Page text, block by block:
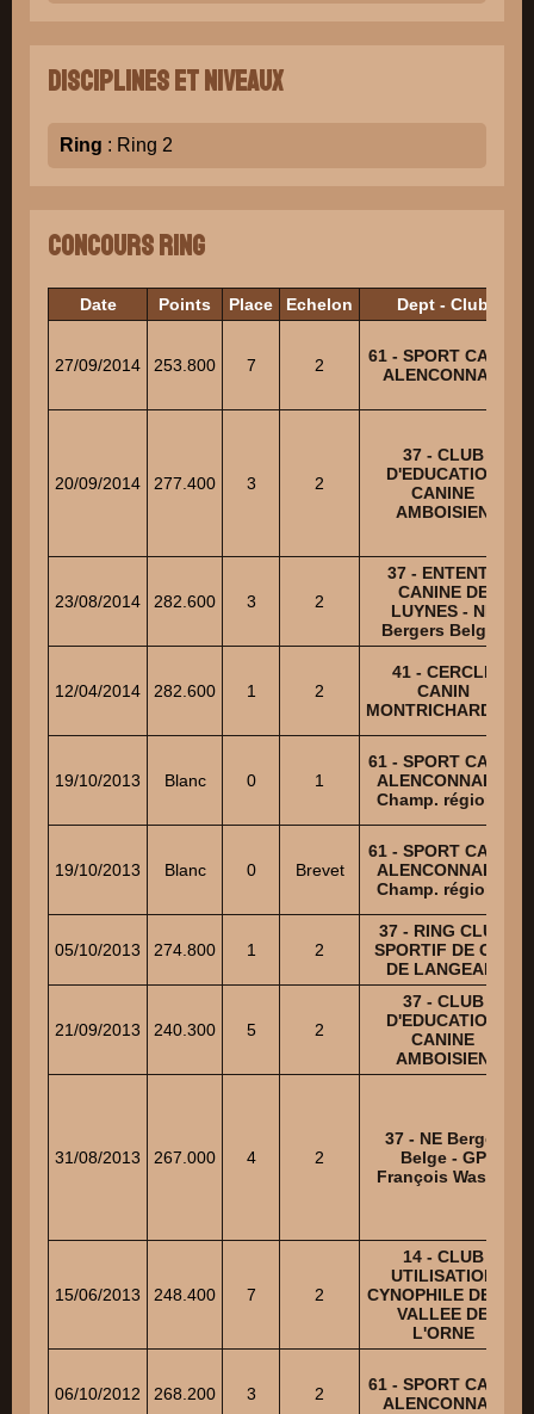
Disciplines et niveaux
Ring : Ring 2
Concours Ring
Date Points Place Echelon Dept - Club
27/09/2014 253.800 7 2
61 - SPORT CANIN
ALENCONNAIS
20/09/2014 277.400 3 2
37 - CLUB
D'EDUCATION
CANINE
AMBOISIEN
23/08/2014 282.600 3 2
37 - ENTENTE
CANINE DE
LUYNES - NE
Bergers Belges
12/04/2014 282.600 1 2
41 - CERCLE
CANIN
MONTRICHARDAIS
19/10/2013 Blanc 0 1
61 - SPORT CANIN
ALENCONNAIS -
Champ. régional
19/10/2013 Blanc 0 Brevet
61 - SPORT CANIN
ALENCONNAIS -
Champ. régional
05/10/2013 274.800 1 2
37 - RING CLUB
SPORTIF DE C.U.
DE LANGEAIS
21/09/2013 240.300 5 2
37 - CLUB
D'EDUCATION
CANINE
AMBOISIEN
31/08/2013 267.000 4 2
37 - NE Berger
Belge - GP
François Wasels
15/06/2013 248.400 7 2
14 - CLUB
UTILISATION
CYNOPHILE DE LA
VALLEE DE
L'ORNE
06/10/2012 268.200 3 2
61 - SPORT CANIN
ALENCONNAIS